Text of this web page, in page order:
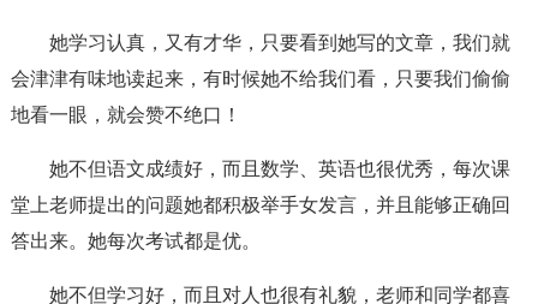
她学习认真，又有才华，只要看到她写的文章，我们就
会津津有味地读起来，有时候她不给我们看，只要我们偷偷
地看一眼，就会赞不绝口！
她不但语文成绩好，而且数学、英语也很优秀，每次课
堂上老师提出的问题她都积极举手女发言，并且能够正确回
答出来。她每次考试都是优。
她不但学习好，而且对人也很有礼貌，老师和同学都喜